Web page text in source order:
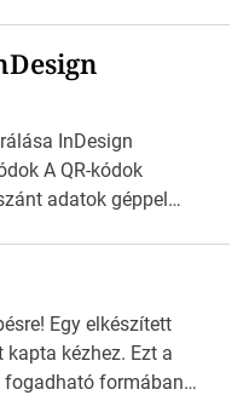
Az amerikai és
ISO 216 nem
C0-tól […]
InDesign
A QR-kódok
adatok géppel
leolvasó
képes az URL-
böngészőjét a cég
után a felhasználó
Egy elkészített
kézhez. Ezt a
fogadható formában